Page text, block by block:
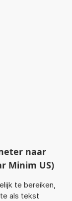
naar
Minim US)
te bereiken,
als tekst